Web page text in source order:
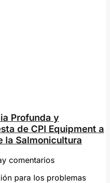
Profunda y
de CPI Equipment a
la Salmonicultura
comentarios
para los problemas